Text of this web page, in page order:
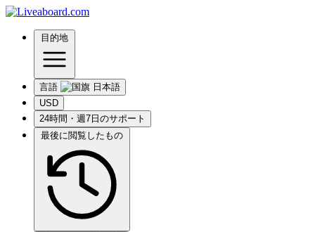
目的地
言語
USD
24時間・週7日のサポート
最後に閲覧したもの